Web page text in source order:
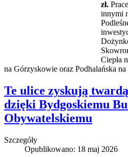
zł.
innymi
Ciepła
na Górzyskowie oraz Podhalańska
Te ulice zyskują
dzięki Bydgoskiemu
Obywatelskiemu
Szczegóły
Opublikowano: 18 maj 2026